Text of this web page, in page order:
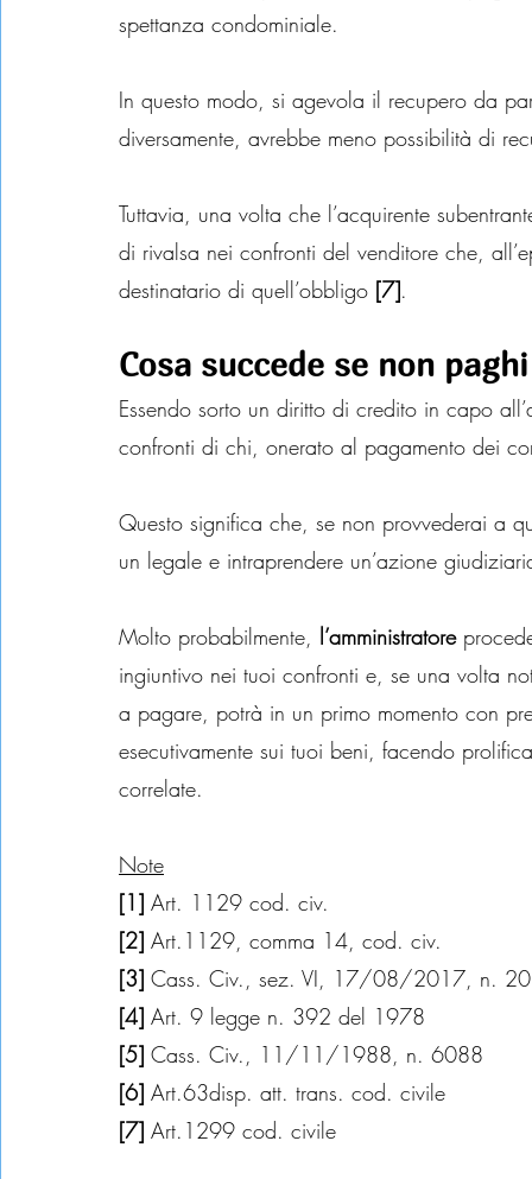
spettanza condominiale.
In questo modo, si agevola il recupero da
diversamente, avrebbe meno possibilità di
Tuttavia, una volta che l’acquirente
di rivalsa nei confronti del venditore che,
destinatario di quell’obbligo [7].
Cosa succede se non
Essendo sorto un diritto di credito in capo
confronti di chi, onerato al pagamento dei
Questo significa che, se non provvederai a
un legale e intraprendere un’azione
Molto probabilmente, l’amministratore
ingiuntivo nei tuoi confronti e, se una volta
a pagare, potrà in un primo momento con
esecutivamente sui tuoi beni, facendo
correlate.
Note
[1] Art. 1129 cod. civ.
[2] Art.1129, comma 14, cod. civ.
[3] Cass. Civ., sez. VI, 17/08/2017, n.
[4] Art. 9 legge n. 392 del 1978
[5] Cass. Civ., 11/11/1988, n. 6088
[6] Art.63disp. att. trans. cod. civile
[7] Art.1299 cod. civile